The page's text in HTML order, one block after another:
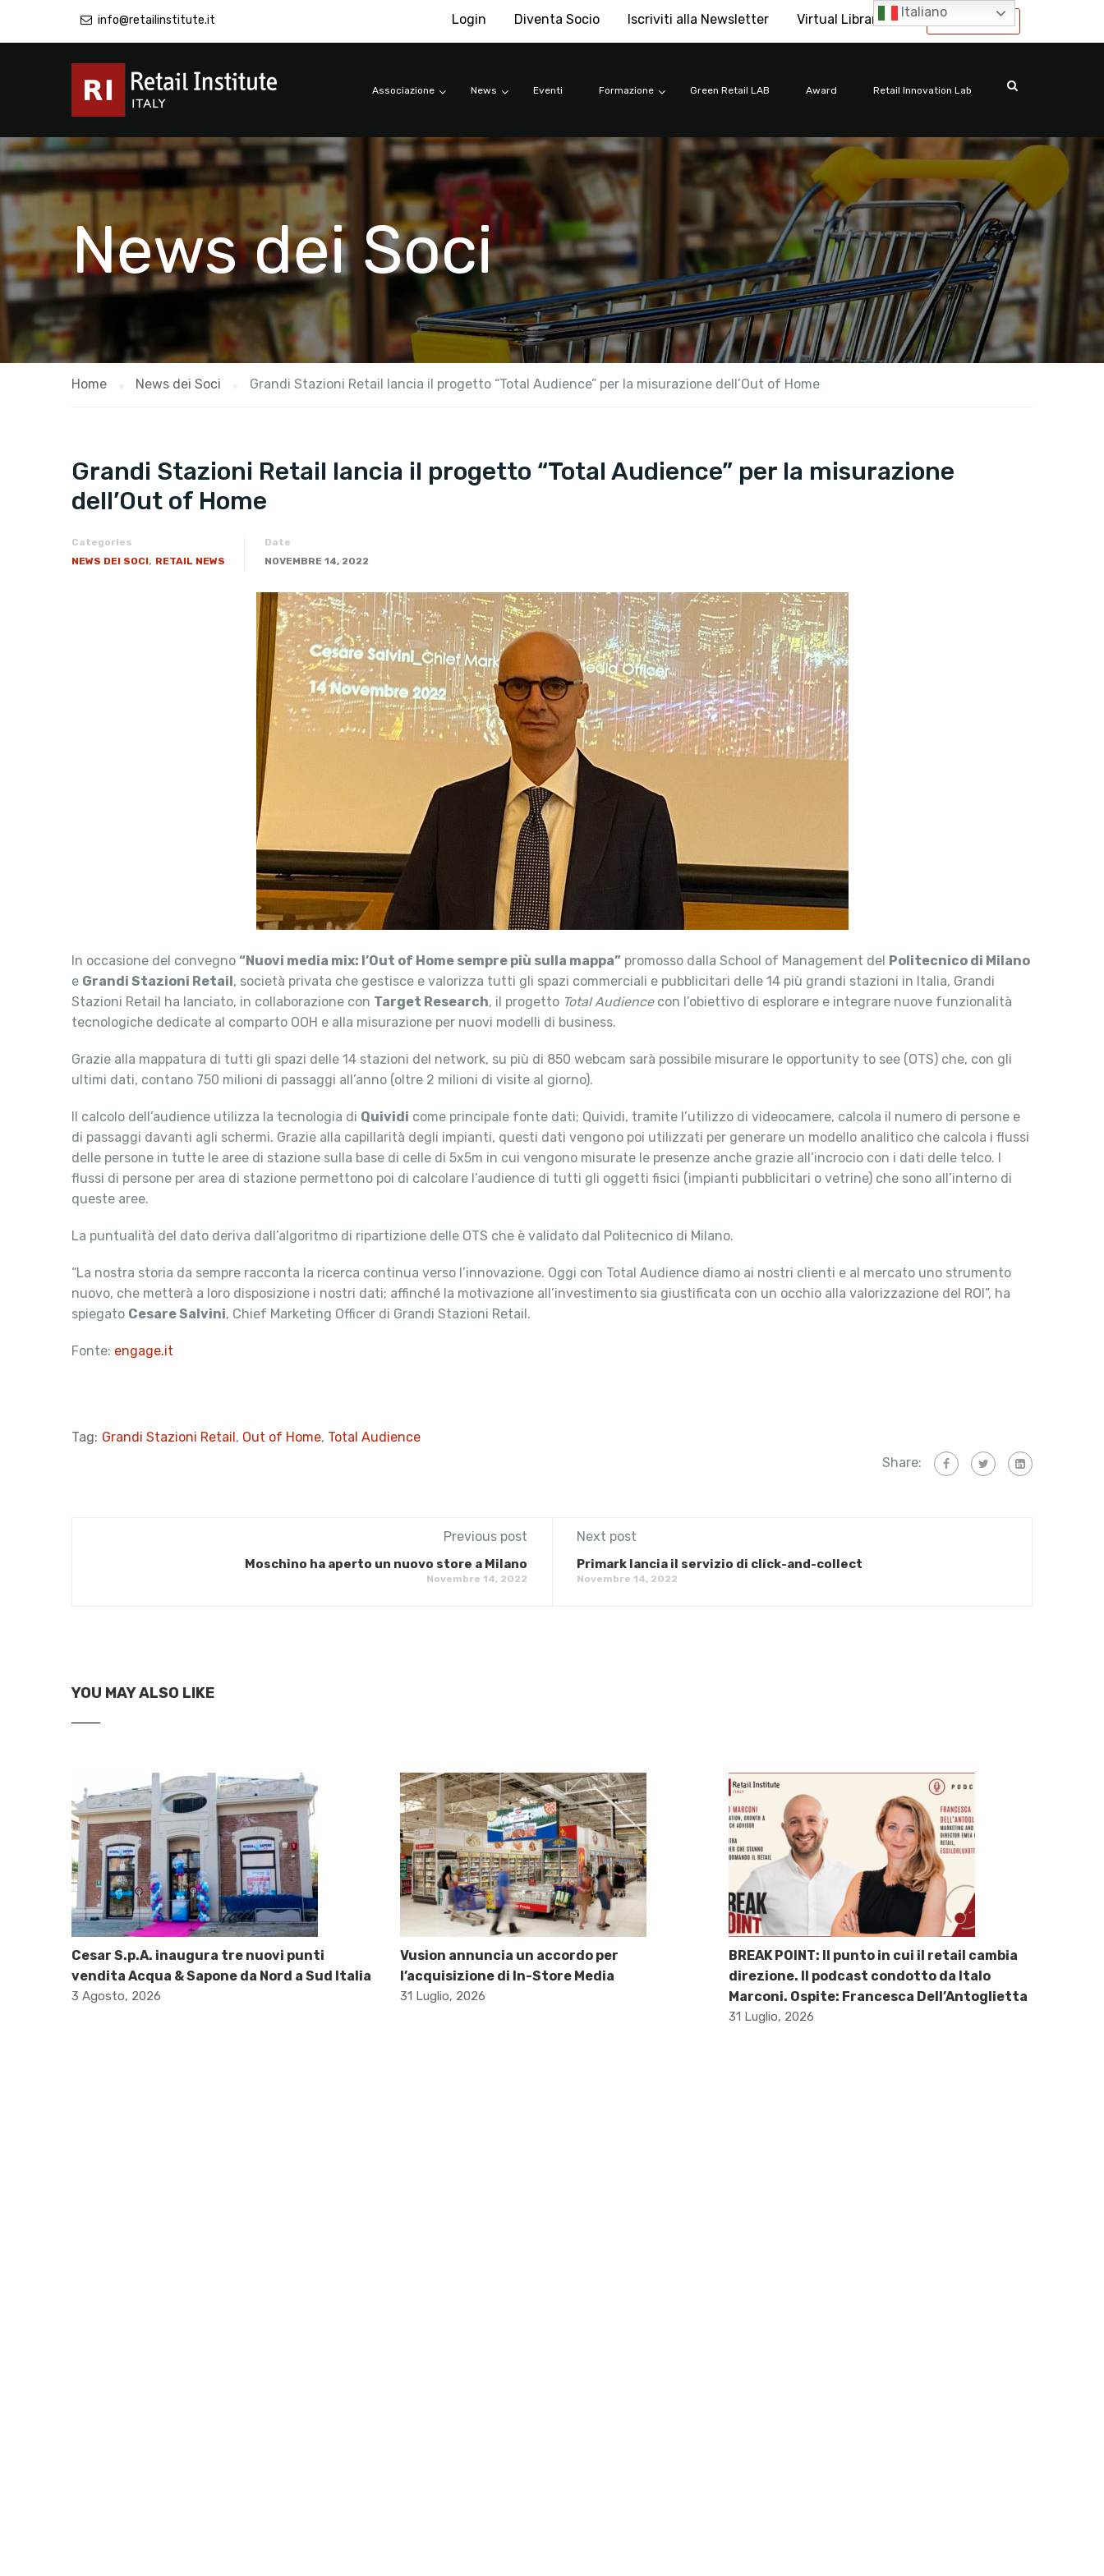
info@retailinstitute.it International
Login Diventa Socio Iscriviti alla Newsletter Virtual Library
Associazione News Eventi Formazione Green Retail LAB Award Retail Innovation Lab
News dei Soci
Home News dei Soci Grandi Stazioni Retail lancia il progetto “Total Audience” per la misurazione dell’Out of Home
Grandi Stazioni Retail lancia il progetto “Total Audience” per la misurazione
dell’Out of Home
Categories
NEWS DEI SOCI, RETAIL NEWS
Date
NOVEMBRE 14, 2022
In occasione del convegno “Nuovi media mix: l’Out of Home sempre più sulla mappa” promosso dalla School of Management del Politecnico di Milano
e Grandi Stazioni Retail, società privata che gestisce e valorizza tutti gli spazi commerciali e pubblicitari delle 14 più grandi stazioni in Italia, Grandi
Stazioni Retail ha lanciato, in collaborazione con Target Research, il progetto Total Audiencecon l’obiettivo di esplorare e integrare nuove funzionalità
tecnologiche dedicate al comparto OOH e alla misurazione per nuovi modelli di business.
Grazie alla mappatura di tutti gli spazi delle 14 stazioni del network, su più di 850 webcam sarà possibile misurare le opportunity to see (OTS) che, con gli
ultimi dati, contano 750 milioni di passaggi all’anno (oltre 2 milioni di visite al giorno).
Il calcolo dell’audience utilizza la tecnologia di Quividi come principale fonte dati; Quividi, tramite l’utilizzo di videocamere, calcola il numero di persone e
di passaggi davanti agli schermi. Grazie alla capillarità degli impianti, questi dati vengono poi utilizzati per generare un modello analitico che calcola i flussi
delle persone in tutte le aree di stazione sulla base di celle di 5x5m in cui vengono misurate le presenze anche grazie all’incrocio con i dati delle telco. I
flussi di persone per area di stazione permettono poi di calcolare l’audience di tutti gli oggetti fisici (impianti pubblicitari o vetrine) che sono all’interno di
queste aree.
La puntualità del dato deriva dall’algoritmo di ripartizione delle OTS che è validato dal Politecnico di Milano.
“La nostra storia da sempre racconta la ricerca continua verso l’innovazione. Oggi con Total Audience diamo ai nostri clienti e al mercato uno strumento
nuovo, che metterà a loro disposizione i nostri dati; affinché la motivazione all’investimento sia giustificata con un occhio alla valorizzazione del ROI”, ha
spiegato Cesare Salvini, Chief Marketing Officer di Grandi Stazioni Retail.
Fonte: engage.it
Tag: Grandi Stazioni Retail, Out of Home, Total Audience
Share:
Previous post
Moschino ha aperto un nuovo store a Milano
Novembre 14, 2022
Next post
Primark lancia il servizio di click-and-collect
Novembre 14, 2022
YOU MAY ALSO LIKE
Cesar S.p.A. inaugura tre nuovi punti
vendita Acqua & Sapone da Nord a Sud Italia
3 Agosto, 2026
Vusion annuncia un accordo per
l’acquisizione di In-Store Media
31 Luglio, 2026
BREAK POINT: Il punto in cui il retail cambia
direzione. Il podcast condotto da Italo
Marconi. Ospite: Francesca Dell’Antoglietta
31 Luglio, 2026
Italiano